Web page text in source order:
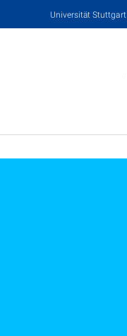
Universität Stuttgart